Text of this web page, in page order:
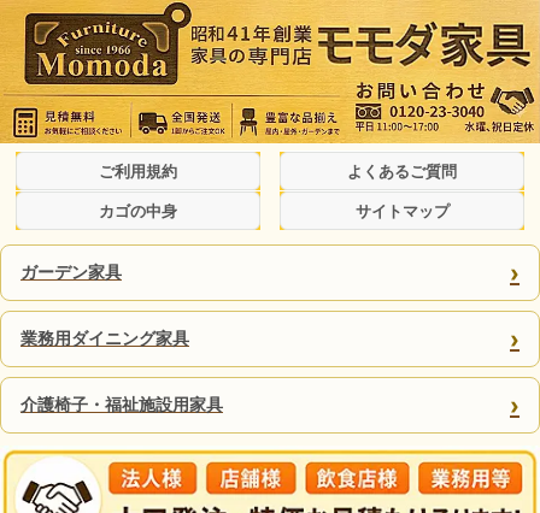
ご利用規約 よくあるご質問
カゴの中身 サイトマップ
ガーデン家具 ›
業務用ダイニング家具 ›
介護椅子・福祉施設用家具 ›